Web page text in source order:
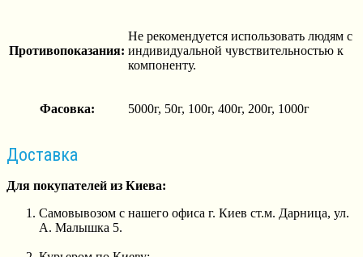
Противопоказания:
Не рекомендуется использовать людям с
индивидуальной чувствительностью к
компоненту.
Фасовка: 5000г, 50г, 100г, 400г, 200г, 1000г
Доставка
Для покупателей из Киева:
Самовывозом с нашего офиса г. Киев ст.м. Дарница, ул.
А. Малышка 5.